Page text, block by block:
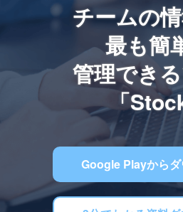
チームの
最も簡
管理でき
「
Google Playから